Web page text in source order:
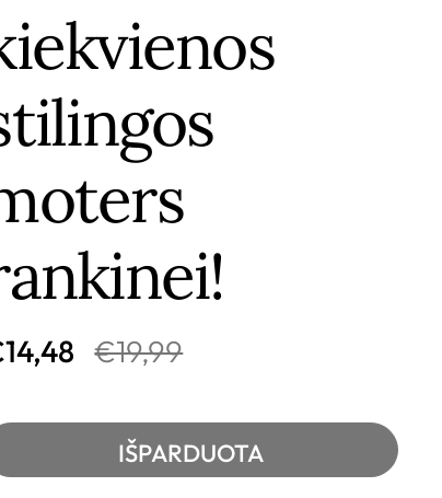
€19,99
IŠPARDUOTA